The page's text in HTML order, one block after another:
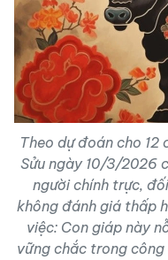
Theo dự đoán cho
Sửu ngày 10/3/2026
người chính trực,
không đánh giá thấp
việc: Con giáp này
vững chắc trong